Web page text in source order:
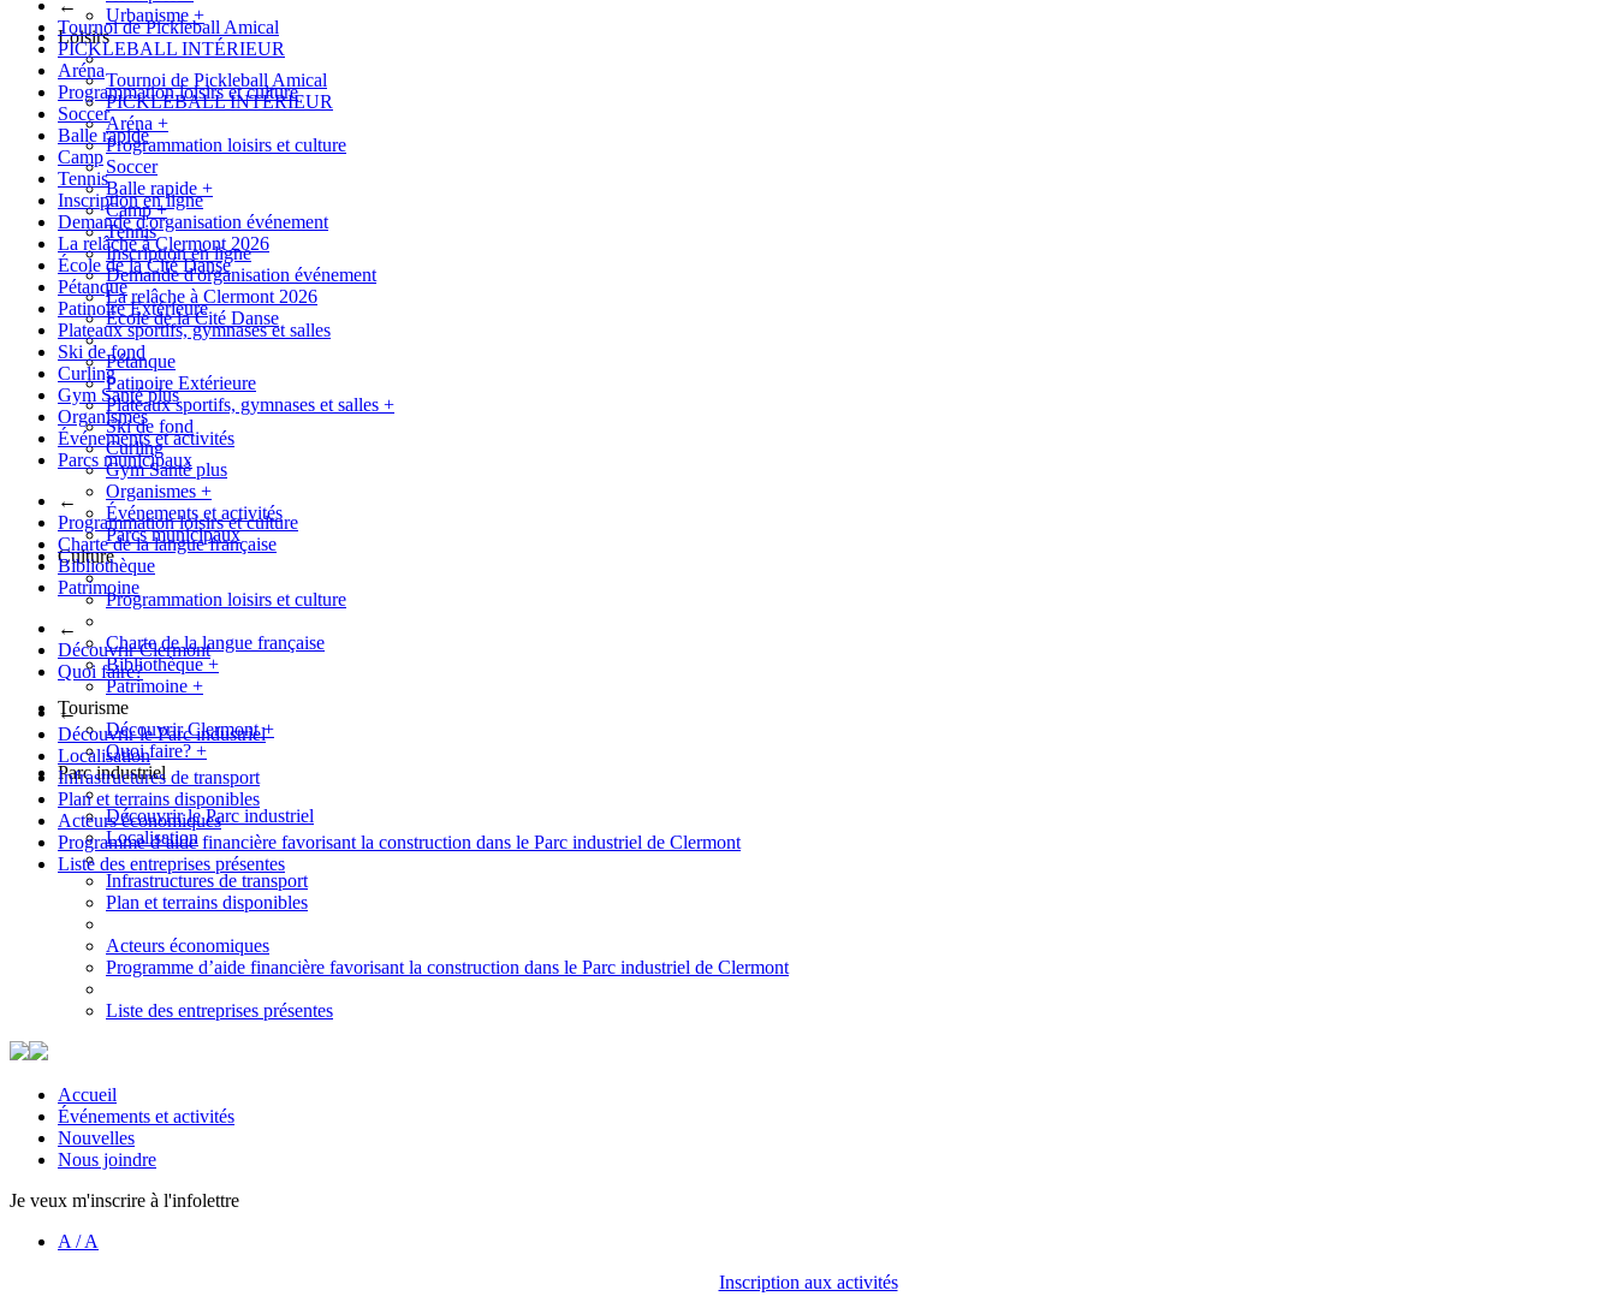
←
Tournoi de Pickleball Amical
PICKLEBALL INTÉRIEUR
Aréna
Programmation loisirs et culture
Soccer
Balle rapide
Camp
Tennis
Inscription en ligne
Demande d'organisation événement
La relâche à Clermont 2026
École de la Cité Danse
Pétanque
Patinoire Extérieure
Plateaux sportifs, gymnases et salles
Ski de fond
Curling
Gym Santé plus
Organismes
Événements et activités
Parcs municipaux
←
Programmation loisirs et culture
Charte de la langue française
Bibliothèque
Patrimoine
←
Découvrir Clermont
Quoi faire?
←
Découvrir le Parc industriel
Localisation
Infrastructures de transport
Plan et terrains disponibles
Acteurs économiques
Programme d’aide financière favorisant la construction dans le Parc industriel de Clermont
Liste des entreprises présentes
Urbanisme +
Loisirs
Tournoi de Pickleball Amical
PICKLEBALL INTÉRIEUR
Aréna +
Programmation loisirs et culture
Soccer
Balle rapide +
Camp+
Tennis
Inscription en ligne
Demande d'organisation événement
La relâche à Clermont 2026
École de la Cité Danse
Pétanque
Patinoire Extérieure
Plateaux sportifs, gymnases et salles +
Ski de fond
Curling
Gym Santé plus
Organismes +
Événements et activités
Parcs municipaux
Culture
Programmation loisirs et culture
Charte de la langue française
Bibliothèque+
Patrimoine +
Tourisme
Découvrir Clermont+
Quoi faire? +
Parc industriel
Découvrir le Parc industriel
Localisation
Infrastructures de transport
Plan et terrains disponibles
Acteurs économiques
Programme d’aide financière favorisant la construction dans le Parc industriel de Clermont
Liste des entreprises présentes
Accueil
Événements et activités
Nouvelles
Nous joindre
Je veux m'inscrire à l'infolettre
A /A
Inscription aux activités